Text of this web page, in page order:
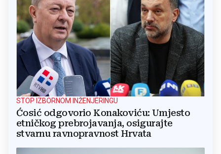
STOP IZBORNOM INŽENJERINGU
Ćosić odgovorio Konakoviću: Umjesto
etničkog prebrojavanja, osigurajte
stvarnu ravnopravnost Hrvata